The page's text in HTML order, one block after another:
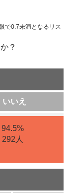
で0.7未満となるリス
？
いいえ
94.5%
292人